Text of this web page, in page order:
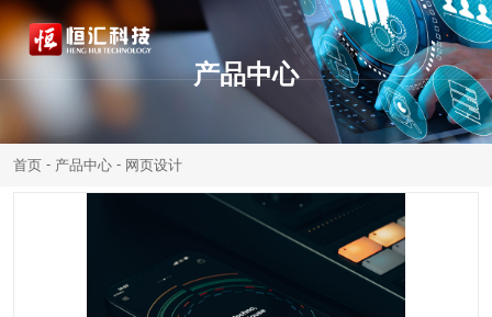
产品中心
首页 - 产品中心 - 网页设计